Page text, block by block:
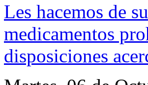
Les hacemos de
medicamentos
disposiciones